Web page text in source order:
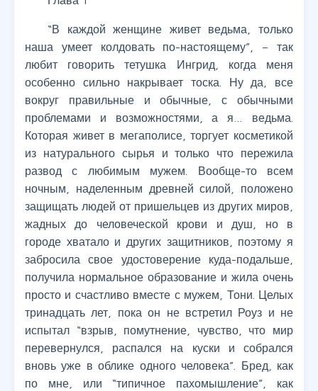
“В каждой женщине живет ведьма, только
наша умеет колдовать по-настоящему”, – так
любит говорить тетушка Ингрид, когда меня
особенно сильно накрывает тоска. Ну да, все
вокруг правильные и обычные, с обычными
проблемами и возможностями, а я… ведьма.
Которая живет в мегаполисе, торгует косметикой
из натурального сырья и только что пережила
развод с любимым мужем. Вообще-то всем
ночным, наделенным древней силой, положено
защищать людей от пришельцев из других миров,
жадных до человеческой крови и душ, но в
городе хватало и других защитников, поэтому я
забросила свое удостоверение куда-подальше,
получила нормальное образование и жила очень
просто и счастливо вместе с мужем, Тони. Целых
тринадцать лет, пока он не встретил Роуз и не
испытал “взрыв, помутнение, чувство, что мир
перевернулся, распался на куски и собрался
вновь уже в облике одного человека”. Бред, как
по мне, или “типичное пахомышление”, как